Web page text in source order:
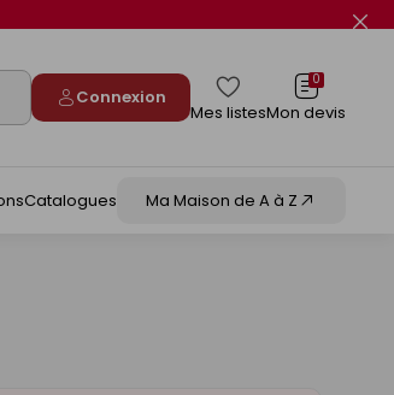
Connexion
Mes listes
0
Mon devis
Catalogues Ma Maison de A à Z